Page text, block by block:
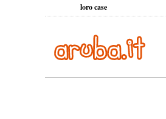
loro case